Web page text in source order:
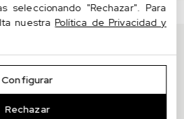
seleccionando "Rechazar". Para
nuestra Política de Privacidad y
Configurar
Rechazar